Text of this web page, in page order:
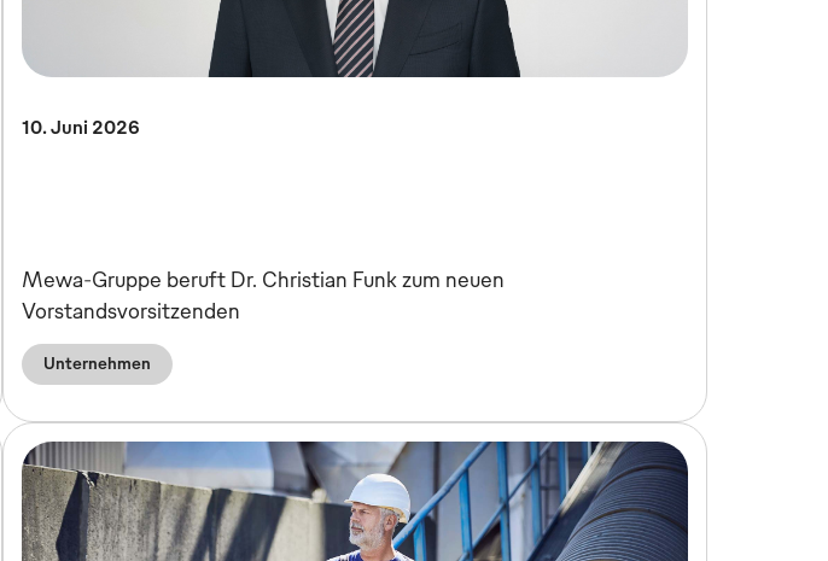
10. Juni 2026
Mewa-Gruppe beruft Dr. Christian Funk zum neuen
Vorstandsvorsitzenden
Unternehmen